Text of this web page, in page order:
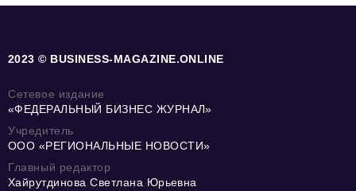
2023 © BUSINESS-MAGAZINE.ONLINE
Сетевое издание
«ФЕДЕРАЛЬНЫЙ БИЗНЕС ЖУРНАЛ»
Учредитель
ООО «РЕГИОНАЛЬНЫЕ НОВОСТИ»
Главный редактор
Хайрутдинова Светлана Юрьевна